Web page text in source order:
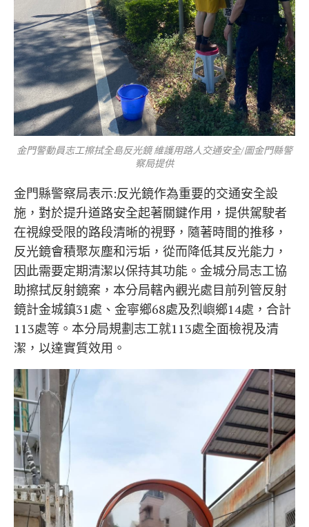
金門警動員志工擦拭全島反光鏡 維護用路人交通安全/圖金門縣警
察局提供
金門縣警察局表示:反光鏡作為重要的交通安全設
施，對於提升道路安全起著關鍵作用，提供駕駛者
在視線受限的路段清晰的視野，隨著時間的推移，
反光鏡會積聚灰塵和污垢，從而降低其反光能力，
因此需要定期清潔以保持其功能。金城分局志工協
助擦拭反射鏡案，本分局轄內觀光處目前列管反射
鏡計金城鎮31處、金寧鄉68處及烈嶼鄉14處，合計
113處等。本分局規劃志工就113處全面檢視及清
潔，以達實質效用。